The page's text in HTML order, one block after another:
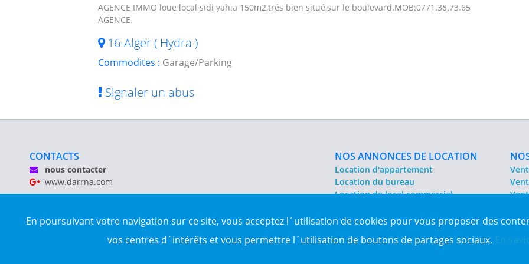
AGENCE IMMO loue local sidi yahia 150m2,trés bien situé,sur le boulevard.MOB:0771.38.73.65
AGENCE.
16-Alger ( Hydra )
Commodites : Garage/Parking
Signaler un abus
En poursuivant votre navigation sur ce site, vous acceptez l´utilisation de cookies pour vous proposer des
vos centres d´intérêts et vous permettre l´utilisation de boutons de partages sociaux.
CONTACTS
nous contacter
www.darrna.com
Tous droits réservés © Darrna 2020 - Annonces immobilières Algérie
NOS ANNONCES DE LOCATION
Location d'appartement
Location du bureau
Location de local commercial